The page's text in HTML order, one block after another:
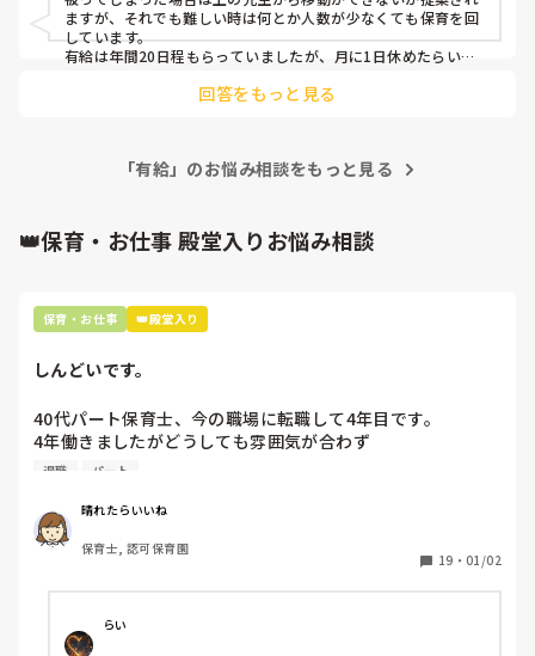
ますが、それでも難しい時は何とか人数が少なくても保育を回
しています。
有給は年間20日程もらっていましたが、月に1日休めたらいい
保育士はクラスがあると中々お休みできない仕事ですよね、、
回答をもっと見る
「有給」のお悩み相談をもっと見る
👑保育・お仕事 殿堂入りお悩み相談
保育・お仕事 👑殿堂入り
しんどいです。
40代パート保育士、今の職場に転職して4年目です。
4年働きましたがどうしても雰囲気が合わず
退職しようと思っています。
周りの職員は、勤続10年以上から何十年という先生がほとん
どです。
保護者子どもの愚痴悪口が多く、
今で言う不適切保育も
仕方ないよね
もう何も言わずに
退職 パート
晴れたらいいね
保育士, 認可保育園
19 ・ 01/02
らい